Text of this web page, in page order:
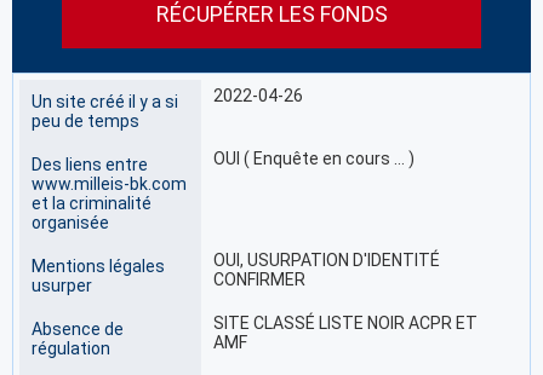
RÉCUPÉRER LES FONDS
Un site créé il y a si
peu de temps
2022-04-26
Des liens entre
www.milleis-bk.com
et la criminalité
organisée
OUI ( Enquête en cours … )
Mentions légales
usurper
OUI, USURPATION D'IDENTITÉ
CONFIRMER
Absence de
régulation
SITE CLASSÉ LISTE NOIR ACPR ET
AMF